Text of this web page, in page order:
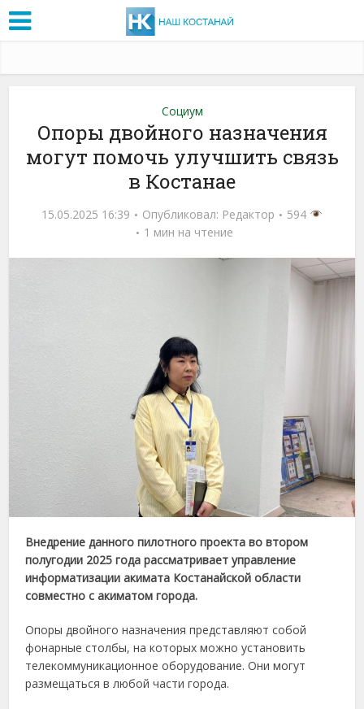
Социум
Опоры двойного назначения
могут помочь улучшить связь
в Костанае
15.05.2025 16:39 Опубликовал: Редактор
594
1 мин на чтение
Внедрениеданногопилотногопроектавовтором
полугодии 2025годарассматриваетуправление
информатизацииакимата Костанайскойобласти
совместносакиматомгорода.
Опорыдвойногоназначенияпредставляютсобой
фонарныестолбы,накоторыхможноустановить
телекоммуникационноеоборудование.Онимогут
размещатьсявлюбойчастигорода.